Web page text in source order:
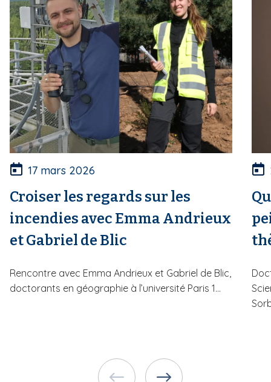
17 mars 2026
Croiser les regards sur les
incendies avec Emma Andrieux
et Gabriel de Blic
Rencontre avec Emma Andrieux et Gabriel de Blic,
doctorants en géographie à l’université Paris 1...